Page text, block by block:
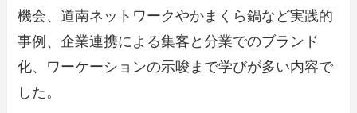
機会、道南ネットワークやかまくら鍋など実践的
事例、企業連携による集客と分業でのブランド
化、ワーケーションの示唆まで学びが多い内容で
した。